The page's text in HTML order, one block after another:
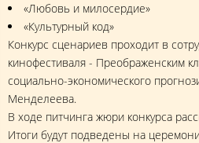
«Любовь и милосердие»
«Культурный код»
Конкурс сценариев проходит в
кинофестиваля - Преображенским
социально-экономического
Менделеева.
В ходе питчинга жюри конкурса
Итоги будут подведены на